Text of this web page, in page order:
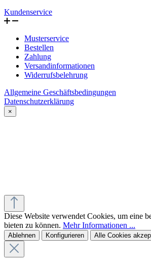
Kundenservice
Musterservice
Bestellen
Zahlung
Versandinformationen
Widerrufsbelehrung
Allgemeine Geschäftsbedingungen
Datenschutzerklärung
×
Diese Website verwendet Cookies, um eine
bieten zu können. Mehr Informationen ...
Ablehnen Konfigurieren Alle Cookies